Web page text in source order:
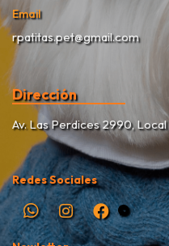
Email
rpatitas.pet@gmail.com
Dirección
Av. Las Perdices 2990,
Redes Sociales